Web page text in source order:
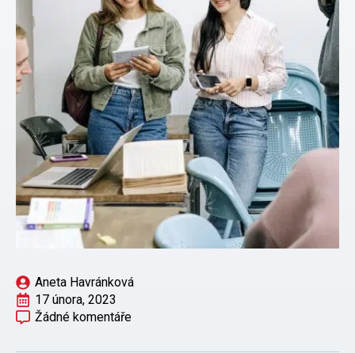
Aneta Havránková
17 února, 2023
Žádné komentáře